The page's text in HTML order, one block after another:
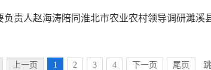
负责人赵海涛陪同淮北市农业农村领导调研濉溪
上一页 1 2 3 4 下一页 尾页